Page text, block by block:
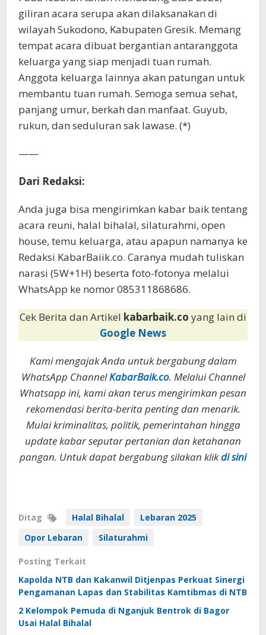
giliran acara serupa akan dilaksanakan di
wilayah Sukodono, Kabupaten Gresik. Memang
tempat acara dibuat bergantian antaranggota
keluarga yang siap menjadi tuan rumah.
Anggota keluarga lainnya akan patungan untuk
membantu tuan rumah. Semoga semua sehat,
panjang umur, berkah dan manfaat. Guyub,
rukun, dan seduluran sak lawase. (*)
——
Dari Redaksi:
Anda juga bisa mengirimkan kabar baik tentang
acara reuni, halal bihalal, silaturahmi, open
house, temu keluarga, atau apapun namanya ke
Redaksi KabarBaiik.co. Caranya mudah tuliskan
narasi (5W+1H) beserta foto-fotonya melalui
WhatsApp ke nomor 085311868686.
Cek Berita dan Artikel kabarbaik.co yang lain di
Google News
Kami mengajak Anda untuk bergabung dalam
WhatsApp ChannelKabarBaik.co. Melalui Channel
Whatsapp ini, kami akan terus mengirimkan pesan
rekomendasi berita-berita penting dan menarik.
Mulai kriminalitas, politik, pemerintahan hingga
update kabar seputar pertanian dan ketahanan
pangan. Untuk dapat bergabung silakan klikdi sini
Ditag Halal Bihalal
Lebaran 2025
Opor Lebaran
Silaturahmi
Posting Terkait
Kapolda NTB dan Kakanwil Ditjenpas Perkuat Sinergi
Pengamanan Lapas dan Stabilitas Kamtibmas di NTB
2 Kelompok Pemuda di Nganjuk Bentrok di Bagor
Usai Halal Bihalal